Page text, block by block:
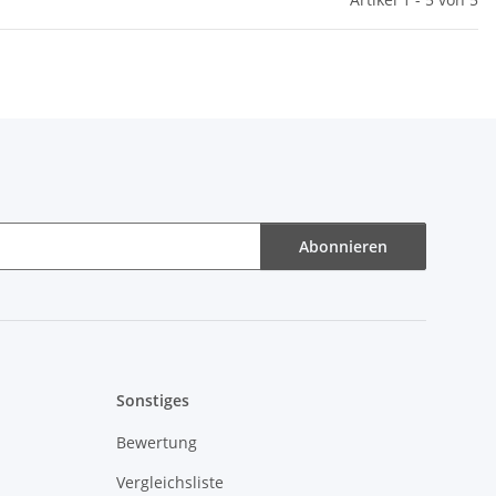
Abonnieren
Sonstiges
Bewertung
Vergleichsliste